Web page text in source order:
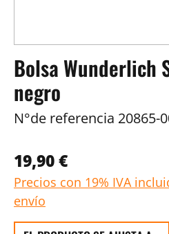
Bolsa Wunderlich
negro
N°de referencia 20865-
19,90 €
Precios con 19% IVA
envío